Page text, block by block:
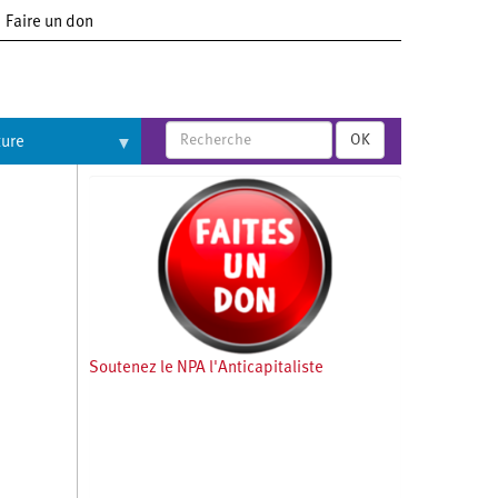
Faire un don
OK
Soutenez le NPA l'Anticapitaliste